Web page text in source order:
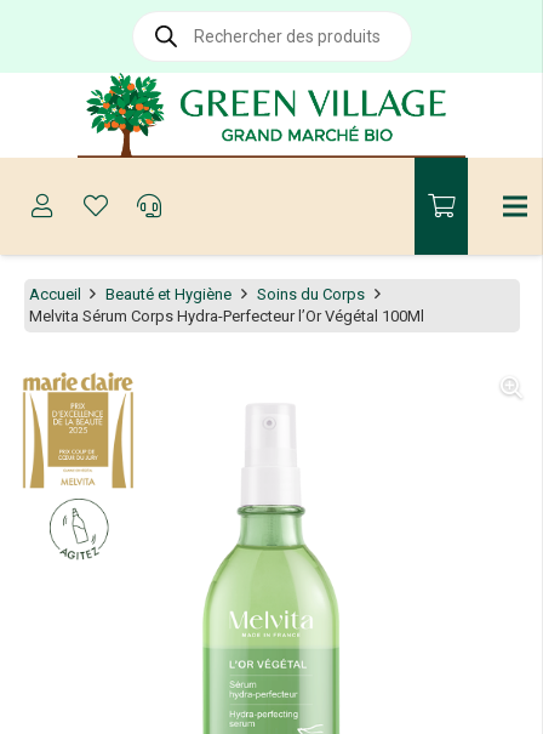
Recherche
produits
Accueil Beauté et Hygiène
Soins du Corps
Melvita Sérum Corps Hydra-Perfecteur l’Or Végétal 100Ml